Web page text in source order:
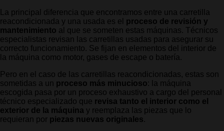
La principal diferencia que encontramos entre una carretilla
reacondicionada y una usada es el proceso de revisión y
mantenimiento al que se someten estas máquinas. Técnicos
especialistas revisan las carretillas usadas para asegurar su
correcto funcionamiento. Se fijan en elementos del interior de
la máquina como motor, gases de escape o batería.
Pero en el caso de las carretillas reacondicionadas, estas son
sometidas a un proceso más minucioso: la máquina
escogida pasa por un proceso exhaustivo a cargo del personal
técnico especializado que revisa tanto el interior como el
exterior de la máquina y reemplaza las piezas que lo
requieran por piezas nuevas originales.